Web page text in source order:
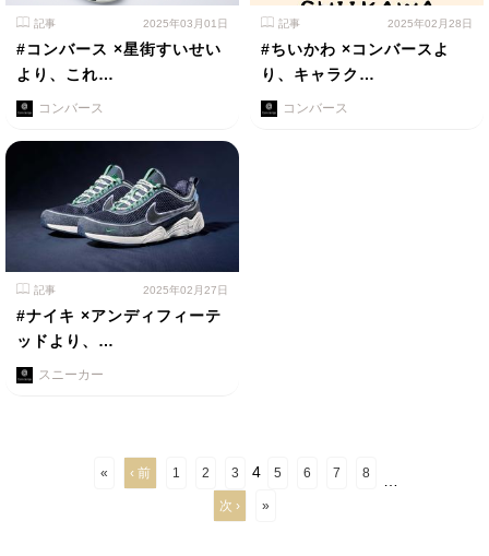
記事 2025年03月01日
#コンバース ×星街すいせい
より、これ…
コンバース
記事 2025年02月28日
#ちいかわ ×コンバースよ
り、キャラク…
コンバース
記事 2025年02月27日
#ナイキ ×アンディフィーテ
ッドより、…
スニーカー
« ‹ 前 1 2 3 4 5 6 7 8
次 › »